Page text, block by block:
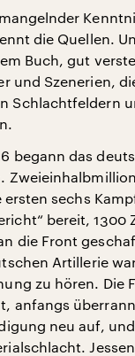
die Quellen.
Buch, gut
und Szenerien,
Schlachtfeldern
begann das
sechs
bereit, 1300
die Front
Artillerie
zu hören. Die
anfangs
neu auf,